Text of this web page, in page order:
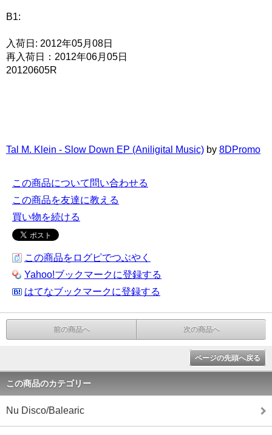
B1:
入荷日: 2012年05月08日
再入荷日：2012年06月05日
20120605R
Tal M. Klein - Slow Down EP (Aniligital Music) by 8DPromo
この商品について問い合わせる
この商品を友達に教える
買い物を続ける
この商品をログピでつぶやく
Yahoo!ブックマークに登録する
はてなブックマークに登録する
前の商品へ 次の商品へ
ページの先頭へ戻る
この商品のカテゴリー
Nu Disco/Balearic